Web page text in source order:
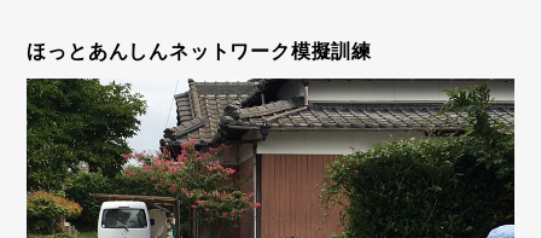
ほっとあんしんネットワーク模擬訓練